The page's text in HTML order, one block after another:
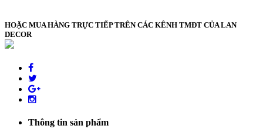
HOẶC MUA HÀNG TRỰC TIẾP TRÊN CÁC KÊNH TMĐT CỦA LAN
DECOR
Thông tin sản phẩm